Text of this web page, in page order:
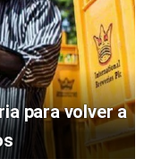
para volver a